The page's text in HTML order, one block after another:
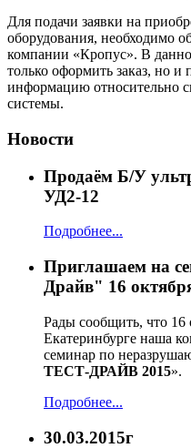
Для подачи заявки на
оборудования, необходимо
компании «Кропус». В
только оформить заказ, но
информацию относительно
системы.
Новости
Продаём Б/У
УД2-12
Подробнее...
Приглашаем на
Драйв" 16
Рады сообщить, что 16
Екатеринбурге наша
семинар по
ТЕСТ-ДРАЙВ 2015».
Подробнее...
30.03.2015г